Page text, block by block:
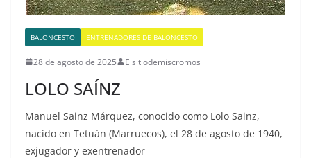
BALONCESTO ENTRENADORES DE BALONCESTO
28 de agosto de 2025 Elsitiodemiscromos
LOLO SAÍNZ
Manuel Sainz Márquez, conocido como Lolo Sainz,
nacido en Tetuán (Marruecos), el 28 de agosto de 1940,
exjugador y exentrenador